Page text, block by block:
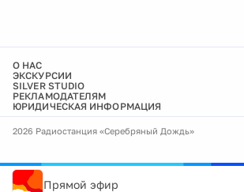
О НАС
ЭКСКУРСИИ
SILVER STUDIO
РЕКЛАМОДАТЕЛЯМ
ЮРИДИЧЕСКАЯ ИНФОРМАЦИЯ
2026 Радиостанция «Серебряный Дождь»
Прямой эфир